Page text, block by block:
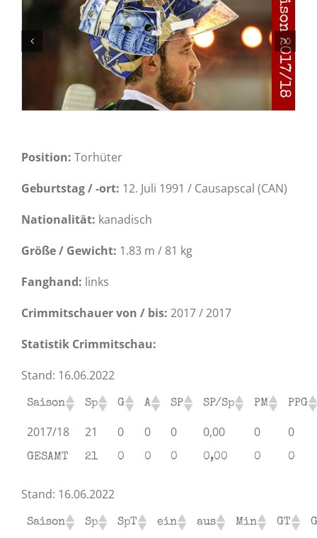
Position: Torhüter
Geburtstag / -ort: 12. Juli 1991 / Causapscal (CAN)
Nationalität: kanadisch
Größe / Gewicht: 1.83 m / 81 kg
Fanghand: links
Crimmitschauer von / bis: 2017 / 2017
Statistik Crimmitschau:
Stand: 16.06.2022
Saison Sp G A SP SP/Sp PM PPG
2017/18 21 0 0 0 0,00 0 0
GESAMT 21 0 0 0 0,00 0 0
Stand: 16.06.2022
Saison Sp SpT ein aus Min GT